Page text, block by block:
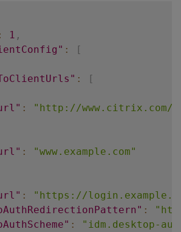
: 1 ,
:
[
:
[
:
"http://www.citrix.com/
:
"www.example.com"
:
"https://
:
:
"idm.desktop-